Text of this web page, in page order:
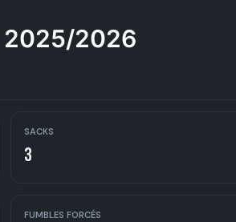
2025/2026
SACKS
3
FUMBLES FORCÉS